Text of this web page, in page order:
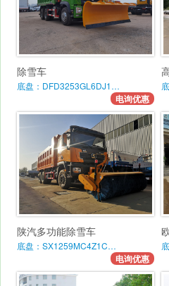
除雪车
底盘：DFD3253GL6DJ1…
电询优惠
陕汽多功能除雪车
底盘：SX1259MC4Z1C…
电询优惠